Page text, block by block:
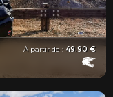
À partir de :49.90 €